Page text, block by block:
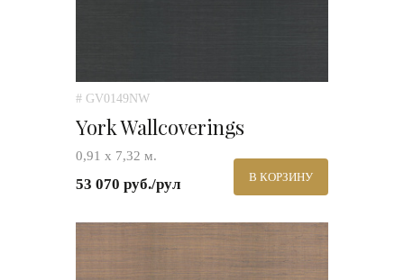
# GV0149NW
York Wallcoverings
0,91 х 7,32 м.
53 070 руб./рул В КОРЗИНУ